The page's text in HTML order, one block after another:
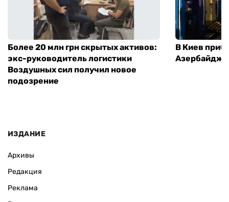
Более 20 млн грн скрытых активов:
экс-руководитель логистики
Воздушных сил получил новое
подозрение
В Киев
ИЗДАНИЕ
Архивы
Редакция
Реклама